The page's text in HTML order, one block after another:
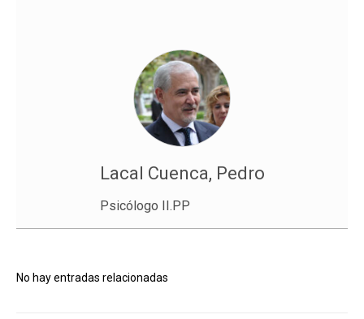
Lacal Cuenca, Pedro
Psicólogo II.PP
No hay entradas relacionadas